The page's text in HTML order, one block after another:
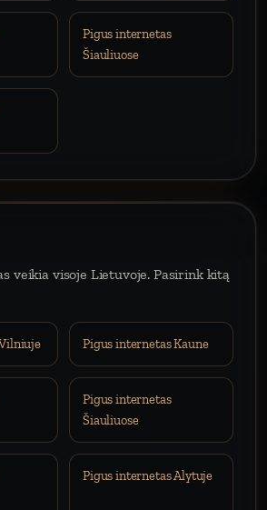
Pigus internetas
Šiauliuose
veikia visoje Lietuvoje. Pasirink kitą
Pigus internetas Kaune
Pigus internetas
Šiauliuose
Pigus internetas Alytuje